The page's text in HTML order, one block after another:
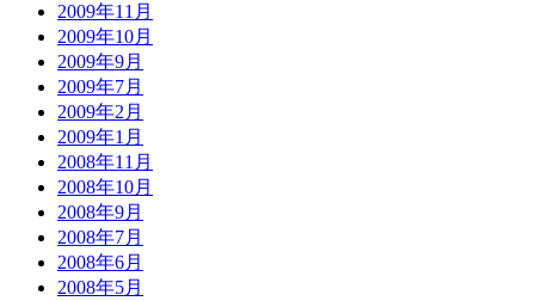
2009年11月
2009年10月
2009年9月
2009年7月
2009年2月
2009年1月
2008年11月
2008年10月
2008年9月
2008年7月
2008年6月
2008年5月